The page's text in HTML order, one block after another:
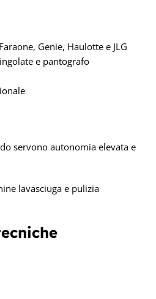
Genie, Haulotte e JLG
e pantografo
servono autonomia elevata e
lavasciuga e pulizia